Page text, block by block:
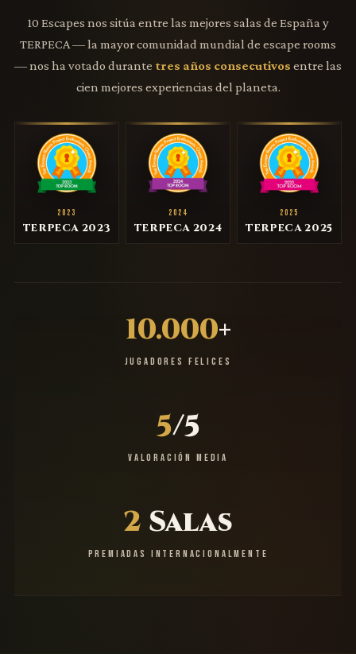
10 Escapes nos sitúa entre las mejores salas de España y
TERPECA — la mayor comunidad mundial de escape rooms
— nos ha votado durante tres años consecutivos entre las
cien mejores experiencias del planeta.
2023
TERPECA 2023
2024
TERPECA 2024
2025
TERPECA 2025
10.000+
JUGADORES FELICES
5/5
VALORACIÓN MEDIA
2 Salas
PREMIADAS INTERNACIONALMENTE